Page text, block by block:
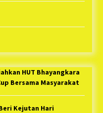
HUT Bhayangkara
Bersama Masyarakat
Kejutan Hari